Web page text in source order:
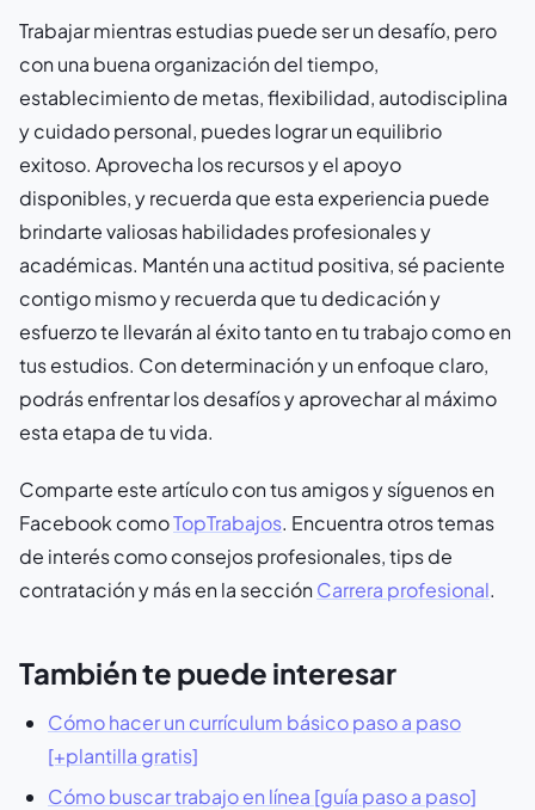
Trabajar mientras estudias puede ser un desafío, pero
con una buena organización del tiempo,
establecimiento de metas, flexibilidad, autodisciplina
y cuidado personal, puedes lograr un equilibrio
exitoso. Aprovecha los recursos y el apoyo
disponibles, y recuerda que esta experiencia puede
brindarte valiosas habilidades profesionales y
académicas. Mantén una actitud positiva, sé paciente
contigo mismo y recuerda que tu dedicación y
esfuerzo te llevarán al éxito tanto en tu trabajo como en
tus estudios. Con determinación y un enfoque claro,
podrás enfrentar los desafíos y aprovechar al máximo
esta etapa de tu vida.
Comparte este artículo con tus amigos y síguenos en
Facebook comoTopTrabajos. Encuentra otros temas
de interés como consejos profesionales, tips de
contratación y más en la secciónCarrera profesional.
También te puede interesar
Cómo hacer un currículum básico paso a paso
[+plantilla gratis]
Cómo buscar trabajo en línea [guía paso a paso]